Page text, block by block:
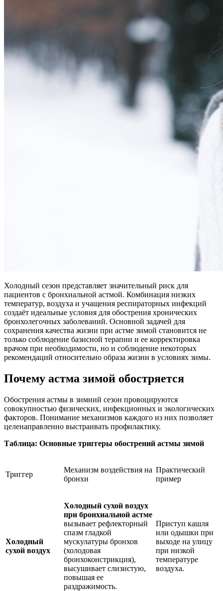
Холодный сезон представляет значительный риск для
пациентов с бронхиальной астмой. Комбинация низких
температур, воздуха и учащения респираторных инфекций
создаёт идеальные условия для обострения хронических
бронхолегочных заболеваний. Основной задачей для
сохранения качества жизни при астме зимой становится не
только соблюдение базисной терапии и ее корректировка
врачом при необходимости, но и соблюдение некоторых
рекомендаций относительно образа жизни в условиях зимы.
Почему астма зимой обостряется
Обострения астмы в зимний сезон провоцируются
совокупностью физических, инфекционных и экологических
факторов. Понимание механизмов каждого из них позволяет
целенаправленно выстраивать профилактику.
Таблица: Основные триггеры обострений астмы зимой
Триггер
Механизм воздействия на
бронхи
Практический
пример
Холодный
сухой воздух
Холодный сухой воздух
при бронхиальной астме
вызывает рефлекторный
спазм гладкой
мускулатуры бронхов
(холодовая
бронхоконстрикция),
высушивает слизистую,
повышая ее
раздражимость.
Приступ кашля
или одышки при
выходе на улицу
при низкой
температуре
воздуха.